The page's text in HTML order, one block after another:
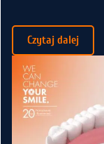
Czytaj dalej